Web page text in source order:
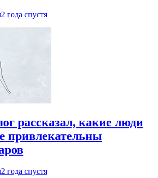
2 года спустя
рассказал, какие люди
привлекательны
2 года спустя